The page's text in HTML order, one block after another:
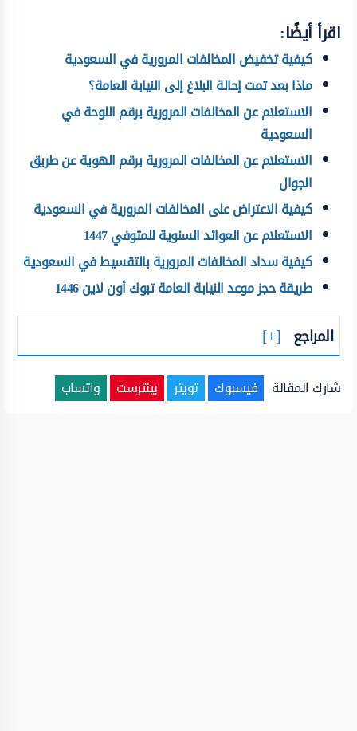
اقرأ أيضًا:
كيفية تخفيض المخالفات المرورية في السعودية
ماذا بعد تمت إحالة البلاغ إلى النيابة العامة؟
الاستعلام عن المخالفات المرورية برقم اللوحة في
السعودية
الاستعلام عن المخالفات المرورية برقم الهوية عن طريق
الجوال
كيفية الاعتراض على المخالفات المرورية في السعودية
الاستعلام عن العوائد السنوية للمتوفي 1447
كيفية سداد المخالفات المرورية بالتقسيط في السعودية
طريقة حجز موعد النيابة العامة تبوك أون لاين 1446
المراجع
شارك المقالة فيسبوك تويتر بينترست واتساب